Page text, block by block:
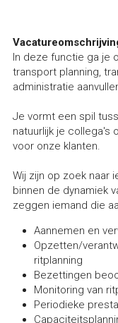
In deze functie ga je
transport planning,
administratie
Je vormt een spil
natuurlijk je collega's
voor onze klanten.
Wij zijn op zoek naar
binnen de dynamiek
zeggen iemand die
Aannemen en
Opzetten/
ritplanning
Bezettingen
Monitoring van
Periodieke